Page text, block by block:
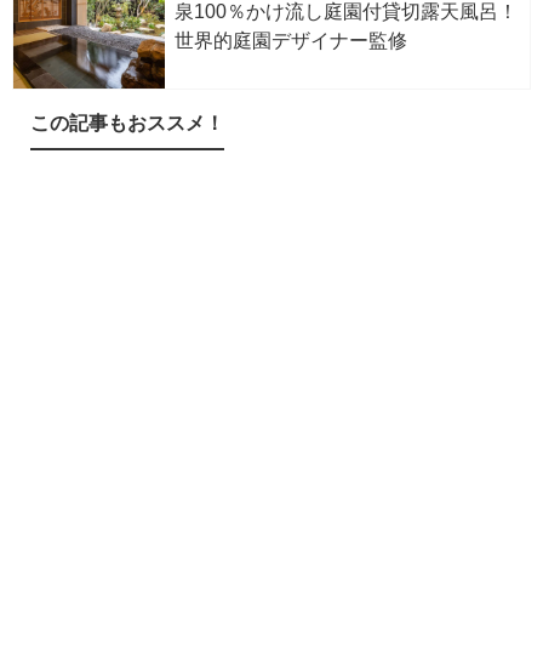
泉100％かけ流し庭園付貸切露天風呂！
世界的庭園デザイナー監修
この記事もおススメ！